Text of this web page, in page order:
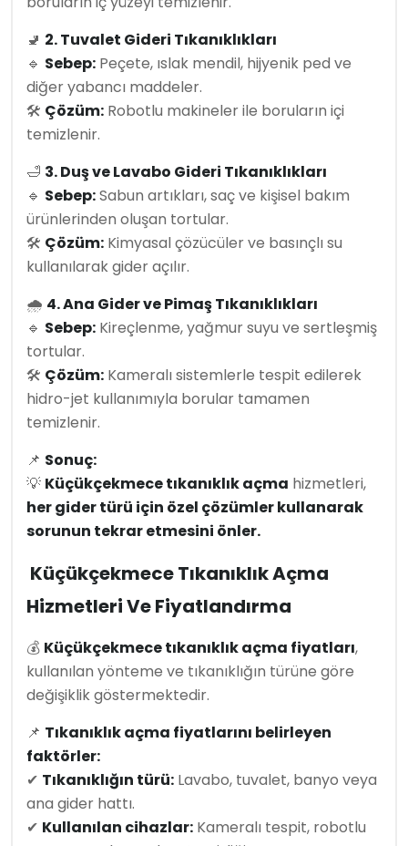
🚽 2. Tuvalet Gideri Tıkanıklıkları
🔹 Sebep: Peçete, ıslak mendil, hijyenik ped ve
diğer yabancı maddeler.
🛠 Çözüm: Robotlu makineler ile boruların içi
temizlenir.
🛁 3. Duş ve Lavabo Gideri Tıkanıklıkları
🔹 Sebep:Sabun artıkları, saç ve kişisel bakım
ürünlerinden oluşan tortular.
🛠 Çözüm: Kimyasal çözücüler ve basınçlı su
kullanılarak gider açılır.
🌧 4. Ana Gider ve Pimaş Tıkanıklıkları
🔹 Sebep: Kireçlenme, yağmur suyu ve sertleşmiş
tortular.
🛠 Çözüm: Kameralı sistemlerle tespit edilerek
hidro-jet kullanımıyla borular tamamen
temizlenir.
📌 Sonuç:
💡 Küçükçekmece tıkanıklık açma hizmetleri,
her gider türü için özel çözümler kullanarak
sorunun tekrar etmesini önler.
Küçükçekmece Tıkanıklık Açma
Hizmetleri Ve Fiyatlandırma
💰 Küçükçekmece tıkanıklık açma fiyatları,
kullanılan yönteme ve tıkanıklığın türüne göre
değişiklik göstermektedir.
📌 Tıkanıklık açma fiyatlarını belirleyen
faktörler:
✔ Tıkanıklığın türü: Lavabo, tuvalet, banyo veya
ana gider hattı.
✔ Kullanılan cihazlar: Kameralı tespit, robotlu